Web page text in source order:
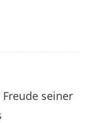
seiner